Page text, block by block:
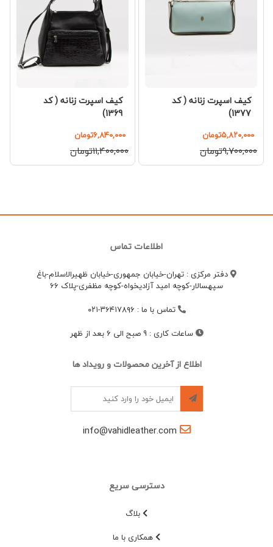
کیف اسپرت زنانه ( کد
1377)
۵,۸۲۰,۰۰۰تومان
۹,۷۰۰,۰۰۰تومان
کیف اسپرت زنانه ( کد
1369)
۶,۸۴۰,۰۰۰تومان
۱۱,۴۰۰,۰۰۰تومان
اطلاعات تماس
دفتر مرکزی : تهران-خیابان جمهوری-خیابان ظهیرالاسلام-باغ
سپهسالار-کوچه امید آزادیخواه-کوچه مظفری-پلاک 66
تماس با ما : ۳۶۴۱۷۸۹۶-۰۲۱
ساعات کاری : 9 صبح الی 6 بعد از ظهر
اطلاع از آخرین محصولات و رویداد ها
info@vahidleather.com
دسترسی سریع
بلاگ
همکاری با ما